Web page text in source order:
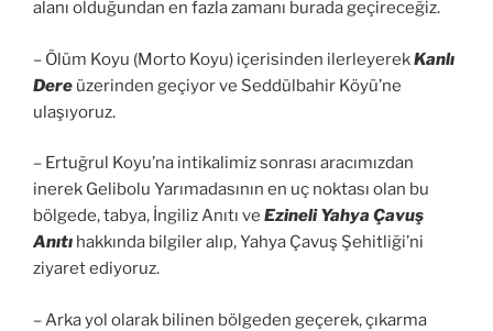
alanı olduğundan en fazla zamanı burada geçireceğiz.
– Ölüm Koyu (Morto Koyu) içerisinden ilerleyerekKanlı
Dere üzerinden geçiyor ve Seddülbahir Köyü’ne
ulaşıyoruz.
– Ertuğrul Koyu’na intikalimiz sonrası aracımızdan
inerek Gelibolu Yarımadasının en uç noktası olan bu
bölgede, tabya, İngiliz Anıtı ve Ezineli Yahya Çavuş
Anıtı hakkında bilgiler alıp, Yahya Çavuş Şehitliği’ni
ziyaret ediyoruz.
– Arka yol olarak bilinen bölgeden geçerek, çıkarma